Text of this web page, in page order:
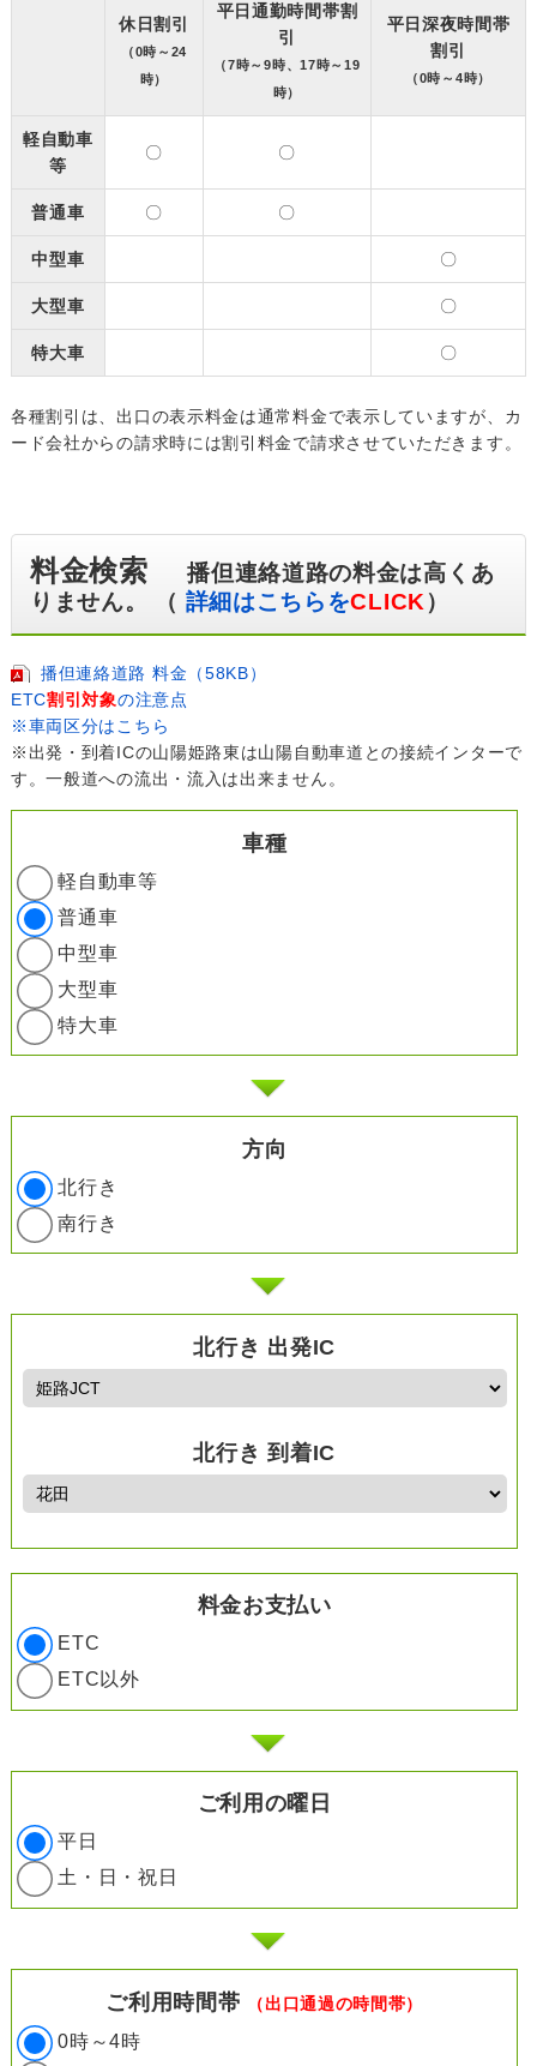
休日割引
（0時～24
時）
平日通勤時間帯割
引
（7時～9時、17時～19
時）
平日深夜時間帯
割引
（0時～4時）
軽自動車
等
〇 〇
普通車 〇 〇
中型車 〇
大型車 〇
特大車 〇
各種割引は、出口の表示料金は通常料金で表示していますが、カ
ード会社からの請求時には割引料金で請求させていただきます。
料金検索播但連絡道路の料金は高くあ
りません。 （ 詳細はこちらをCLICK ）
播但連絡道路 料金（58KB）
ETC割引対象の注意点
※車両区分はこちら
※出発・到着ICの山陽姫路東は山陽自動車道との接続インターで
す。一般道への流出・流入は出来ません。
車種
軽自動車等
普通車
中型車
大型車
特大車
方向
北行き
南行き
北行き 出発IC
北行き 到着IC
料金お支払い
ETC
ETC以外
ご利用の曜日
平日
土・日・祝日
ご利用時間帯 （出口通過の時間帯）
0時～4時